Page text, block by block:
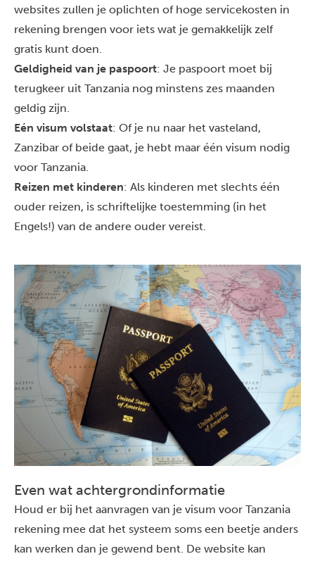
websites zullen je oplichten of hoge servicekosten in
rekening brengen voor iets wat je gemakkelijk zelf
gratis kunt doen.
Geldigheid van je paspoort: Je paspoort moet bij
terugkeer uit Tanzania nog minstens zes maanden
geldig zijn.
Eén visum volstaat: Of je nu naar het vasteland,
Zanzibar of beide gaat, je hebt maar één visum nodig
voor Tanzania.
Reizen met kinderen: Als kinderen met slechts één
ouder reizen, is schriftelijke toestemming (in het
Engels!) van de andere ouder vereist.
Even wat achtergrondinformatie
Houd er bij het aanvragen van je visum voor Tanzania
rekening mee dat het systeem soms een beetje anders
kan werken dan je gewend bent. De website kan